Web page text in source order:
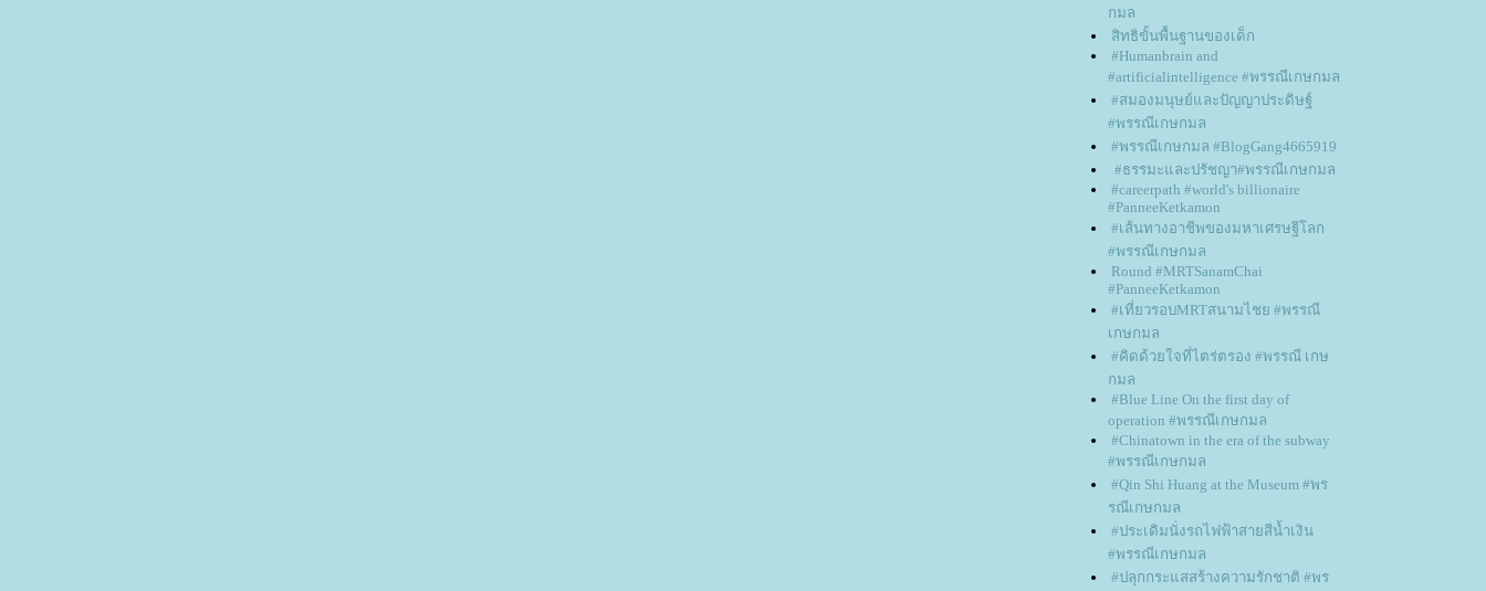
กมล
สิทธิขั้นพื้นฐานของเด็ก
#Humanbrain and
#artificialintelligence #พรรณีเกษกมล
#สมองมนุษย์และปัญญาประดิษฐ์
#พรรณีเกษกมล
#พรรณีเกษกมล #BlogGang4665919
#ธรรมะและปรัชญา#พรรณีเกษกมล
#careerpath #world's billionaire
#PanneeKetkamon
#เส้นทางอาชีพของมหาเศรษฐีโลก
#พรรณีเกษกมล
Round #MRTSanamChai
#PanneeKetkamon
#เที่ยวรอบMRTสนามไชย #พรรณี
เกษกมล
#คิดด้วยใจที่ไตร่ตรอง #พรรณี เกษ
กมล
#Blue Line On the first day of
operation #พรรณีเกษกมล
#Chinatown in the era of the subway
#พรรณีเกษกมล
#Qin Shi Huang at the Museum #พร
รณีเกษกมล
#ประเดิมนั่งรถไฟฟ้าสายสีน้ำเงิน
#พรรณีเกษกมล
#ปลุกกระแสสร้างความรักชาติ #พร